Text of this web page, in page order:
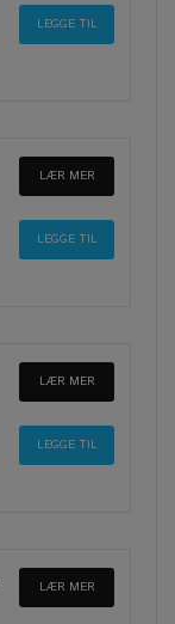
LÆR MER
LÆR MER
LÆR MER